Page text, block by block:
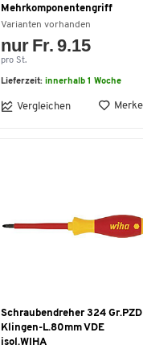
Mehrkomponentengriff
Varianten vorhanden
nur Fr. 9.15
pro St.
Lieferzeit: innerhalb 1 Woche
Vergleichen
Schraubendreher 324 Gr.PZD
Klingen-L.80mm VDE
isol.WIHA